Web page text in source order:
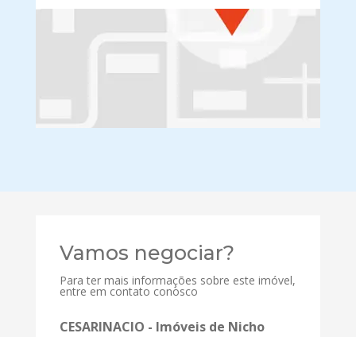
Vamos negociar?
Para ter mais informações sobre este imóvel,
entre em contato conosco
CESARINACIO - Imóveis de Nicho